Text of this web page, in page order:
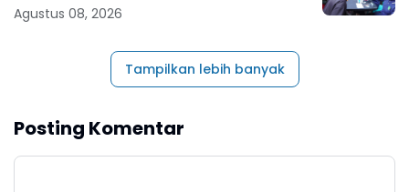
Agustus 08, 2026
Tampilkan lebih banyak
Posting Komentar